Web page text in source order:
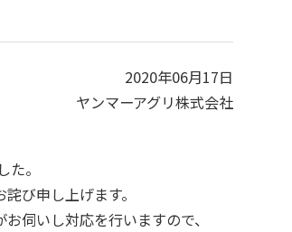
2020年06月17日
ヤンマーアグリ株式会社
。
び申し上げます。
伺いし対応を行いますので、